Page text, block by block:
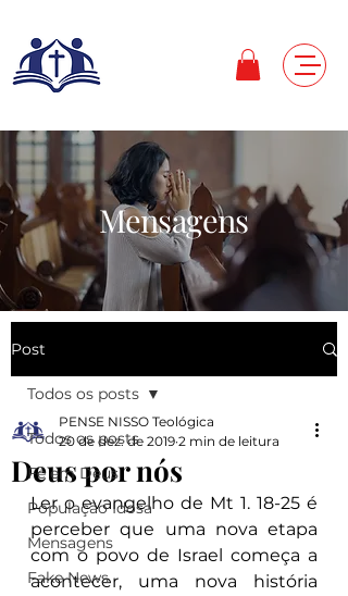
Mensagens
Post
Todos os posts
Fé em Deus
População Idosa
Mensagens
Fake News
Todos os posts
Deus por nós
PENSE NISSO Teológica
20 de dez. de 2019 2 min de leitura
Ler o evangelho de Mt 1. 18-25 é
perceber que uma nova etapa
com o povo de Israel começa a
acontecer, uma nova história